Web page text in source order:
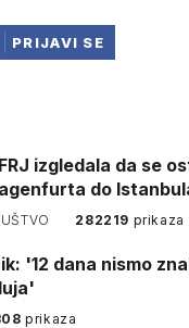
PRIJAVI SE
izgledala da se
do
282219 prikaza
'12 dana nismo
prikaza